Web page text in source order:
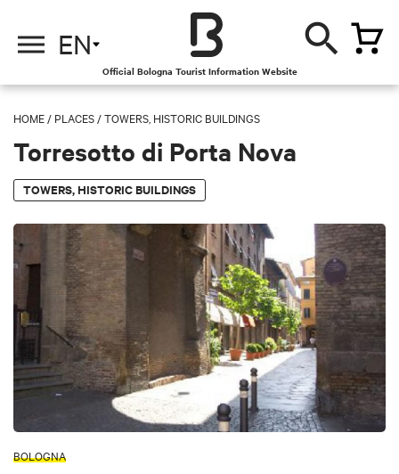
EN
Official Bologna Tourist Information Website
HOME / PLACES /TOWERS, HISTORIC BUILDINGS
Torresotto di Porta Nova
TOWERS, HISTORIC BUILDINGS
BOLOGNA